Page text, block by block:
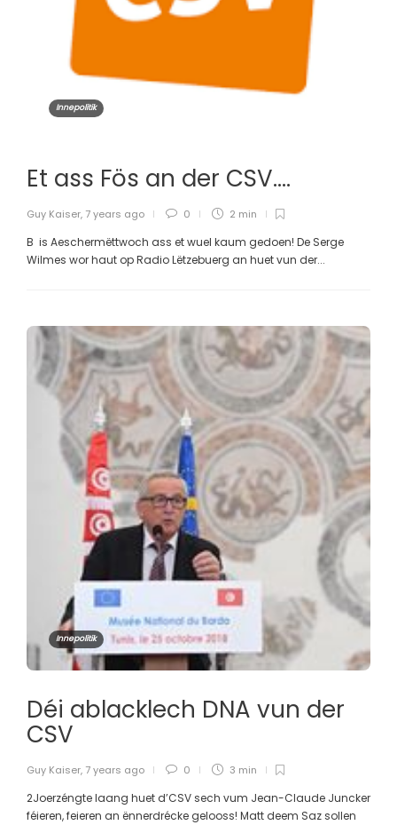
Innepolitik
Et ass Fös an der CSV….
Guy Kaiser, 7 years ago 0 2 min
B is Aeschermëttwoch ass et wuel kaum gedoen! De Serge
Wilmes wor haut op Radio Lëtzebuerg an huet vun der...
Innepolitik
Déi ablacklech DNA vun der
CSV
Guy Kaiser, 7 years ago 0 3 min
2Joerzéngte laang huet d’CSV sech vum Jean-Claude Juncker
féieren, feieren an ënnerdrécke gelooss! Matt deem Saz sollen